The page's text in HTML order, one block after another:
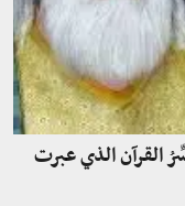
القرآن الذي عبرت